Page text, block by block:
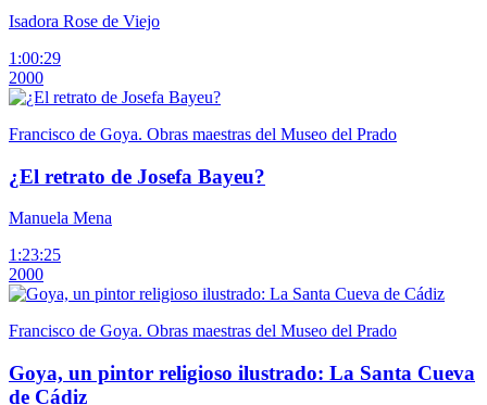
Isadora Rose de Viejo
1:00:29
2000
Francisco de Goya. Obras maestras del Museo del Prado
¿El retrato de Josefa Bayeu?
Manuela Mena
1:23:25
2000
Francisco de Goya. Obras maestras del Museo del Prado
Goya, un pintor religioso ilustrado: La Santa Cueva
de Cádiz